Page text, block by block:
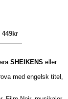
449kr
SHEIKENS eller
med engelsk titel,